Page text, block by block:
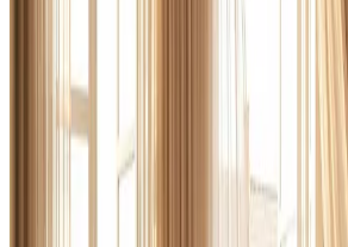
Erhverv, kontor og industri